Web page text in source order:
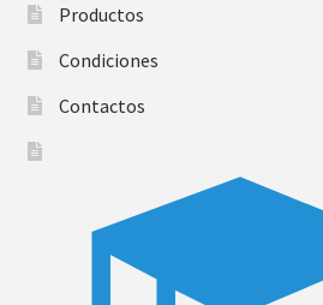
Productos
Condiciones
Contactos